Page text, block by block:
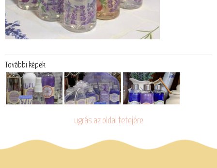
További képek:
ugrás az oldal tetejére